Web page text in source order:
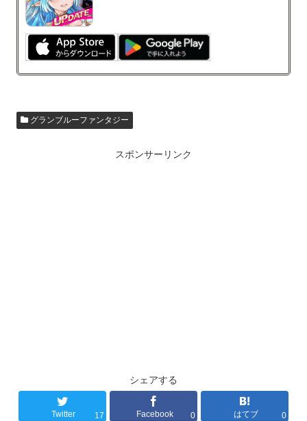
グランブルーファンタジー
スポンサーリンク
シェアする
Twitter 17 Facebook 0 はてブ 0